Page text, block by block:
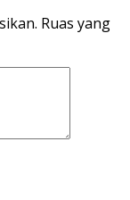
Ruas yang